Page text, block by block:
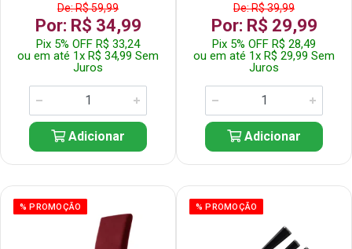
De: R$ 59,99
Por: R$ 34,99
Pix 5% OFF R$ 33,24
ou em até 1x R$ 34,99 Sem
Juros
Adicionar
De: R$ 39,99
Por: R$ 29,99
Pix 5% OFF R$ 28,49
ou em até 1x R$ 29,99 Sem
Juros
Adicionar
% PROMOÇÃO % PROMOÇÃO